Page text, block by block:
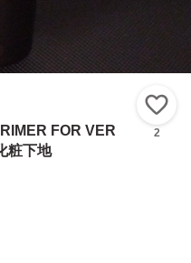
FOR VER
粧下地
2